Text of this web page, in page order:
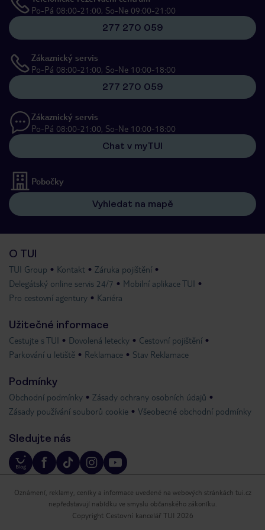
Po-Pá 08:00-21:00, So-Ne 09:00-21:00
277 270 059
Zákaznický servis
Po-Pá 08:00-21:00, So-Ne 10:00-18:00
277 270 059
Zákaznický servis
Po-Pá 08:00-21:00, So-Ne 10:00-18:00
Chat v myTUI
Pobočky
Vyhledat na mapě
O TUI
TUI Group Kontakt
Záruka pojištění
Delegátský online servis 24/7
Mobilní aplikace TUI
Pro cestovní agentury
Kariéra
Užitečné informace
Cestujte s TUI Dovolená letecky
Cestovní pojištění
Parkování u letiště
Reklamace Stav Reklamace
Podmínky
Obchodní podmínky
Zásady ochrany osobních údajů
Zásady používání souborů cookie
Všeobecné obchodní podmínky
Sledujte nás
Oznámení, reklamy, ceníky a informace uvedené na webových stránkách tui.cz
nepředstavují nabídku ve smyslu občanského zákoníku.
Copyright Cestovní kancelář TUI 2026